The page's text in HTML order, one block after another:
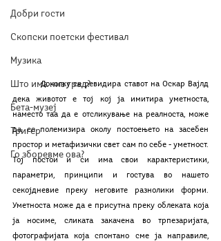
Добри гости
Скопски поетски фестивал
Музика
Што има низ град?
Бета-музеј
Тригер
Го зборевме ова?
	Доколку се ревидира ставот на Оскар Вајлд
дека животот е тој кој ја имитира уметноста,
наместо таа да е отсликување на реалноста, може
да се полемизира околу постоењето на засебен
простор и метафизички свет сам по себе - уметност.
Тој постои и си има свои карактеристики,
параметри, принципи и гостува во нашето
секојдневие преку неговите разнолики форми.
Уметноста може да е присутна преку облеката која
ја носиме, сликата закачена во трпезаријата,
фотографијата која спонтано сме ја направиле,